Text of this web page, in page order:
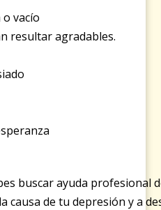
vacío
resultar agradables.
buscar ayuda profesional
causa de tu depresión y a